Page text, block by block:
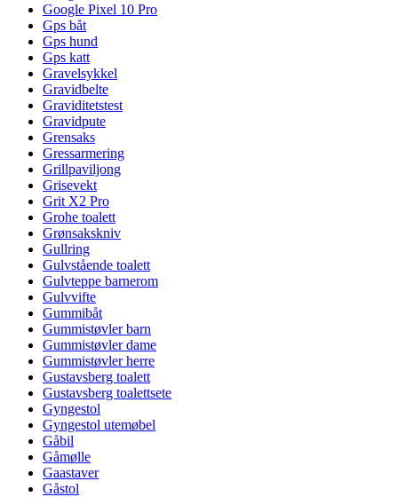
Google Pixel 10 Pro
Gps båt
Gps hund
Gps katt
Gravelsykkel
Gravidbelte
Graviditetstest
Gravidpute
Grensaks
Gressarmering
Grillpaviljong
Grisevekt
Grit X2 Pro
Grohe toalett
Grønsakskniv
Gullring
Gulvstående toalett
Gulvteppe barnerom
Gulvvifte
Gummibåt
Gummistøvler barn
Gummistøvler dame
Gummistøvler herre
Gustavsberg toalett
Gustavsberg toalettsete
Gyngestol
Gyngestol utemøbel
Gåbil
Gåmølle
Gaastaver
Gåstol